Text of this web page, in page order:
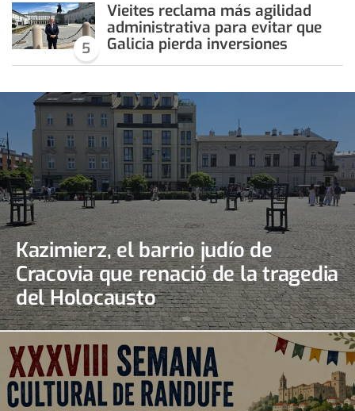
5
Vieites reclama más agilidad
administrativa para evitar que
Galicia pierda inversiones
Kazimierz, el barrio judío de
Cracovia que renació de la tragedia
del Holocausto